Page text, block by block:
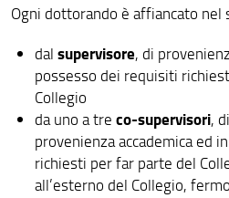
Ogni dottorando è affiancato nel
dal supervisore, di
possesso dei requisiti
Collegio
da uno a tre co-supervisori,
provenienza accademica ed
richiesti per far parte del
all’esterno del Collegio,